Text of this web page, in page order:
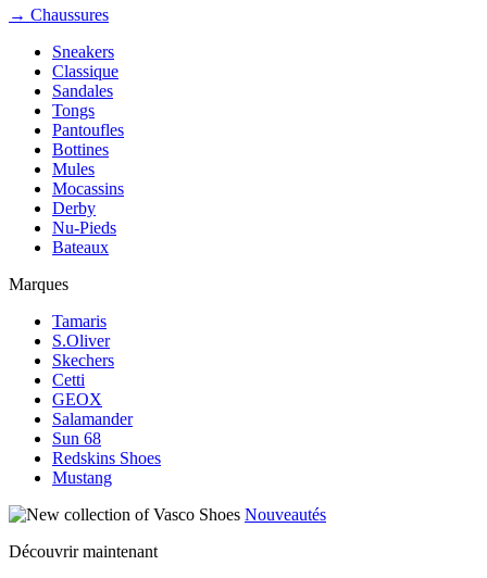
→ Chaussures
Sneakers
Classique
Sandales
Tongs
Pantoufles
Bottines
Mules
Mocassins
Derby
Nu-Pieds
Bateaux
Marques
Tamaris
S.Oliver
Skechers
Cetti
GEOX
Salamander
Sun 68
Redskins Shoes
Mustang
Nouveautés
Découvrir maintenant